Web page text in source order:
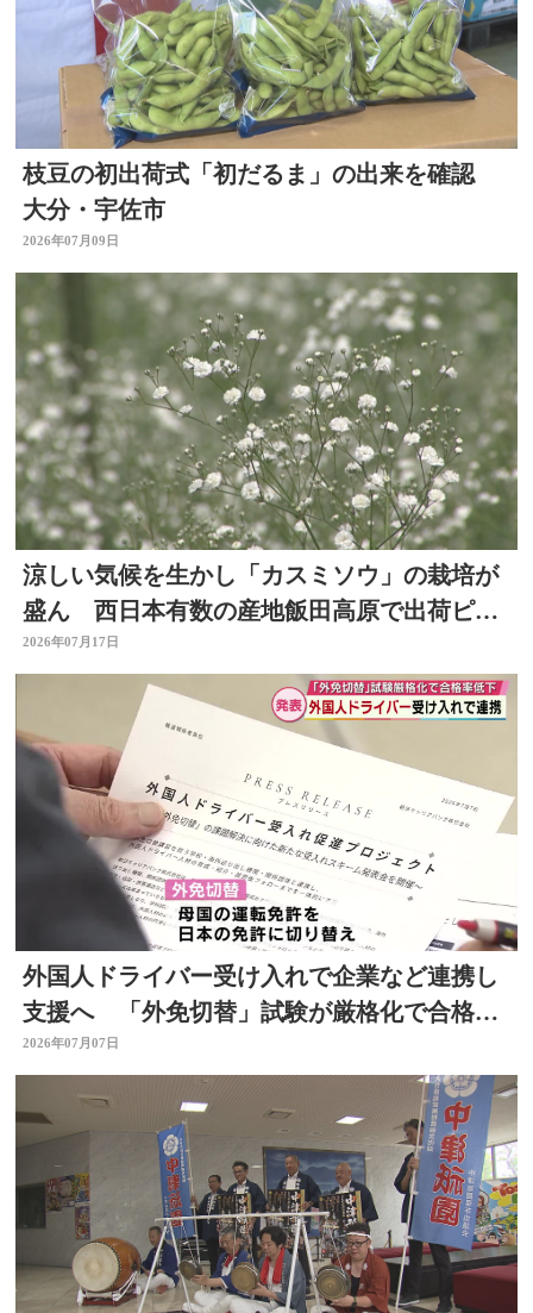
枝豆の初出荷式「初だるま」の出来を確認
大分・宇佐市
2026年07月09日
涼しい気候を生かし「カスミソウ」の栽培が
盛ん 西日本有数の産地飯田高原で出荷ピー
ク 大分県九重町
2026年07月17日
外国人ドライバー受け入れで企業など連携し
支援へ 「外免切替」試験が厳格化で合格率
低下 大分
2026年07月07日